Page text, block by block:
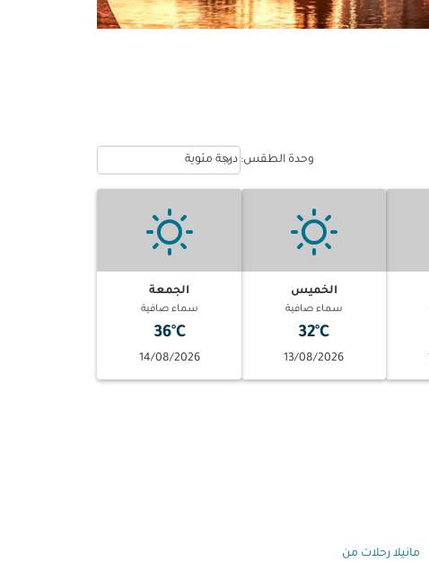
وحدة الطقس: Weather unit option درجة مئوية Selected
درجة مئوية
keyboard_arrow_down
الخميس
سماء صافية
32°C
13/08/2026
الجمعة
سماء صافية
36°C
14/08/2026
مانيلا رحلات من